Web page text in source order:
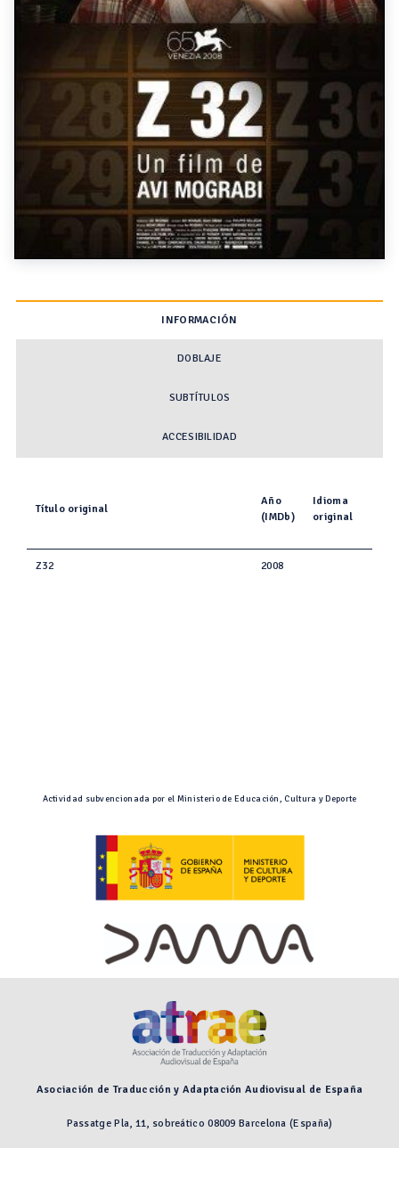
INFORMACIÓN
DOBLAJE
SUBTÍTULOS
ACCESIBILIDAD
Título original
Año
(IMDb)
Idioma
original
Z32 2008
Actividad subvencionada por el Ministerio de Educación, Cultura y Deporte
Asociación de Traducción y Adaptación Audiovisual de España
Passatge Pla, 11, sobreático 08009 Barcelona (España)